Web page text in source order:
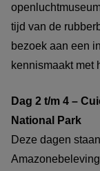
tijd van de
bezoek aan een
kennismaakt met
Dag 2 t/m 4 –
National Park
Deze dagen